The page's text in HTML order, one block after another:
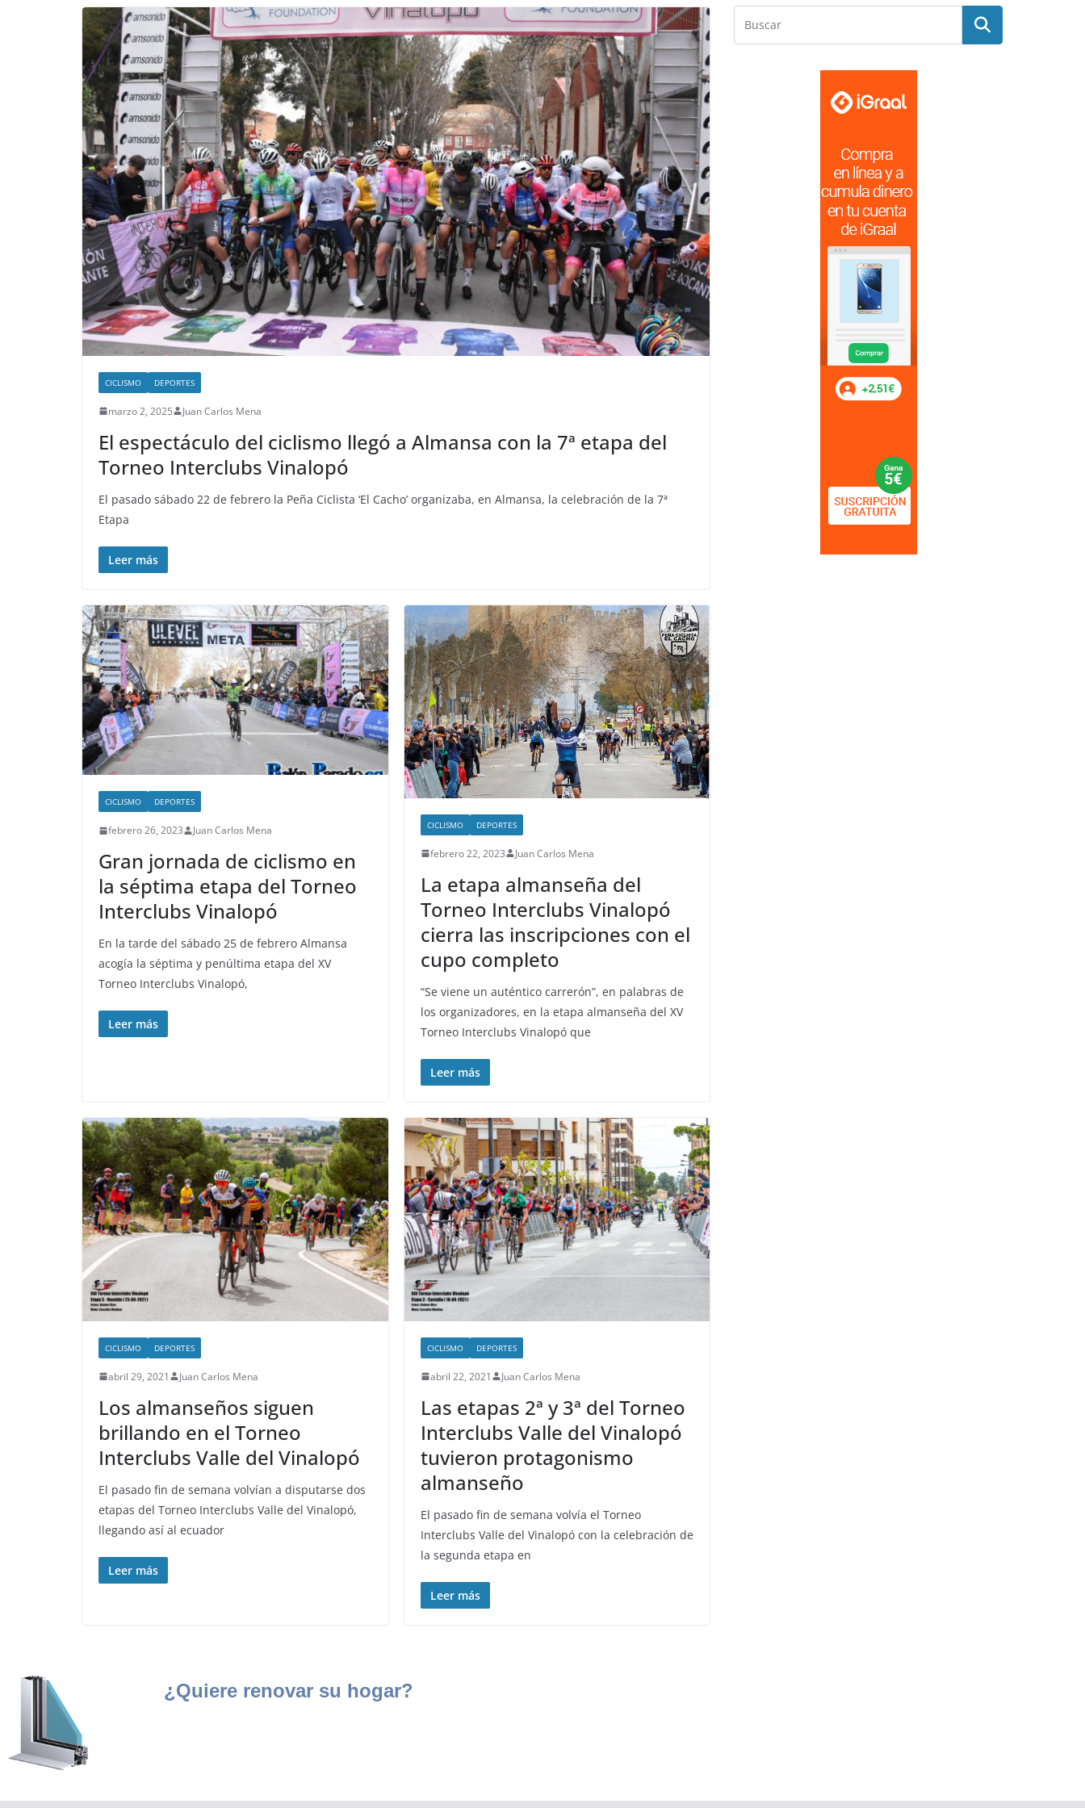
CICLISMO DEPORTES
marzo 2, 2025 Juan Carlos Mena
El espectáculo del ciclismo llegó a Almansa con la 7ª etapa del
Torneo Interclubs Vinalopó
El pasado sábado 22 de febrero la Peña Ciclista ‘El Cacho’ organizaba, en Almansa, la celebración de la 7ª
Etapa
Leer más
CICLISMO DEPORTES
febrero 26, 2023 Juan Carlos Mena
Gran jornada de ciclismo en
la séptima etapa del Torneo
Interclubs Vinalopó
En la tarde del sábado 25 de febrero Almansa
acogía la séptima y penúltima etapa del XV
Torneo Interclubs Vinalopó,
Leer más
CICLISMO DEPORTES
febrero 22, 2023 Juan Carlos Mena
La etapa almanseña del
Torneo Interclubs Vinalopó
cierra las inscripciones con el
cupo completo
“Se viene un auténtico carrerón”, en palabras de
los organizadores, en la etapa almanseña del XV
Torneo Interclubs Vinalopó que
Leer más
CICLISMO DEPORTES
abril 29, 2021 Juan Carlos Mena
Los almanseños siguen
brillando en el Torneo
Interclubs Valle del Vinalopó
El pasado fin de semana volvían a disputarse dos
etapas del Torneo Interclubs Valle del Vinalopó,
llegando así al ecuador
Leer más
CICLISMO DEPORTES
abril 22, 2021 Juan Carlos Mena
Las etapas 2ª y 3ª del Torneo
Interclubs Valle del Vinalopó
tuvieron protagonismo
almanseño
El pasado fin de semana volvía el Torneo
Interclubs Valle del Vinalopó con la celebración de
la segunda etapa en
Leer más